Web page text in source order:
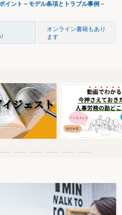
イント－モデル条項とトラブル事例－
)
オンライン書籍もあり
ます